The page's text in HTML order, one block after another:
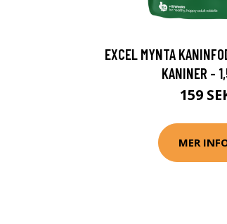
EXCEL MYNTA
KANINER -
159
MER